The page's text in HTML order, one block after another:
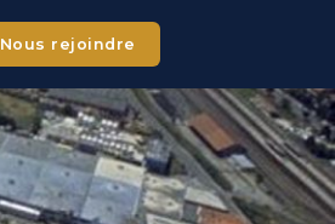
Nous rejoindre